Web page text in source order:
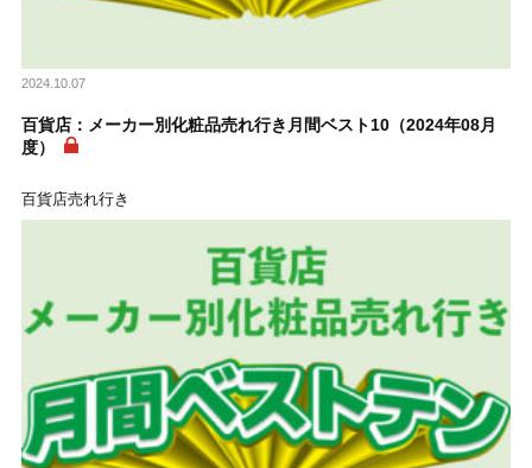
2024.10.07
百貨店：メーカー別化粧品売れ行き月間ベスト10（2024年08月
度）
百貨店売れ行き